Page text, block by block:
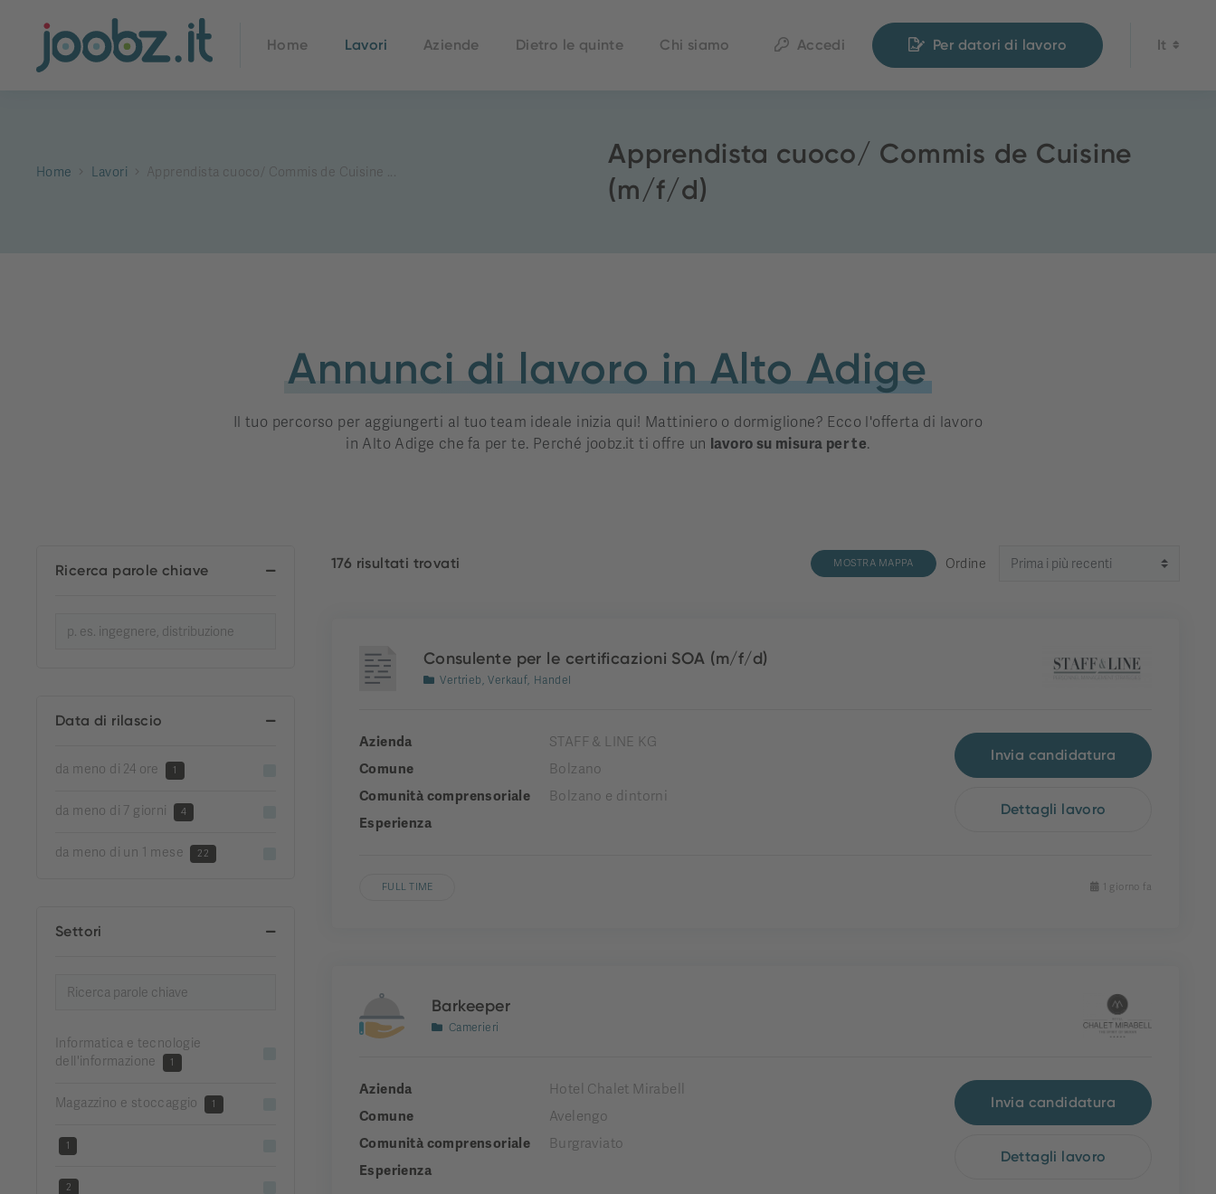
Home Lavori Aziende Dietro le quinte Chi siamo Accedi Per datori di lavoro It
Home Lavori Apprendista cuoco/ Commis de Cuisine ...
Apprendista cuoco/ Commis de Cuisine
(m/f/d)
Annunci di lavoro in Alto Adige
Il tuo percorso per aggiungerti al tuo team ideale inizia qui! Mattiniero o dormiglione? Ecco l'offerta di lavoro
in Alto Adige che fa per te. Perché joobz.it ti offre un lavoro su misura per te.
Ricerca parole chiave
Data di rilascio
da meno di 24 ore 1
da meno di 7 giorni 4
da meno di un 1 mese 22
Settori
Informatica e tecnologie
dell'informazione
1
Magazzino e stoccaggio 1
1
2
176 risultati trovati MOSTRA MAPPA Ordine
Consulente per le certificazioni SOA (m/f/d)
Vertrieb, Verkauf, Handel
Azienda
STAFF & LINE KG
Comune
Bolzano
Comunità comprensoriale
Bolzano e dintorni
Esperienza
Invia candidatura
Dettagli lavoro
FULL TIME 1 giorno fa
Barkeeper
Camerieri
Azienda
Hotel Chalet Mirabell
Comune
Avelengo
Comunità comprensoriale
Burgraviato
Esperienza
Invia candidatura
Dettagli lavoro